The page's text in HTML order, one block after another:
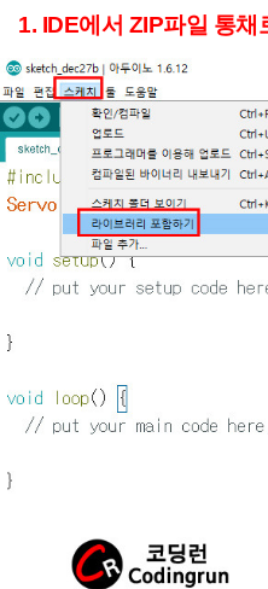
1. IDE에서 ZIP파일 통채